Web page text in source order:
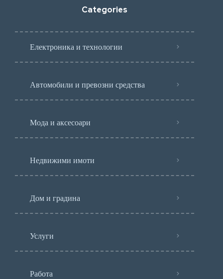
Categories
Електроника и технологии
Автомобили и превозни средства
Мода и аксесоари
Недвижими имоти
Дом и градина
Услуги
Работа